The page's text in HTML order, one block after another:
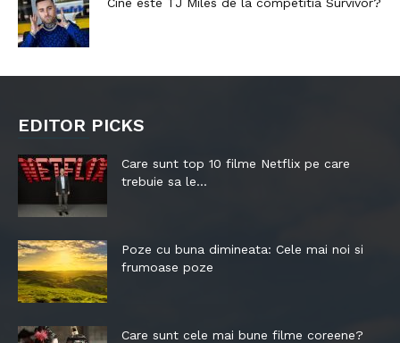
EDITOR PICKS
Care sunt top 10 filme Netflix pe care
trebuie sa le...
Poze cu buna dimineata: Cele mai noi si
frumoase poze
Care sunt cele mai bune filme coreene?